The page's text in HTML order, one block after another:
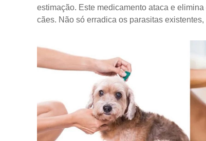
estimação. Este medicamento ataca e
cães. Não só erradica os parasitas